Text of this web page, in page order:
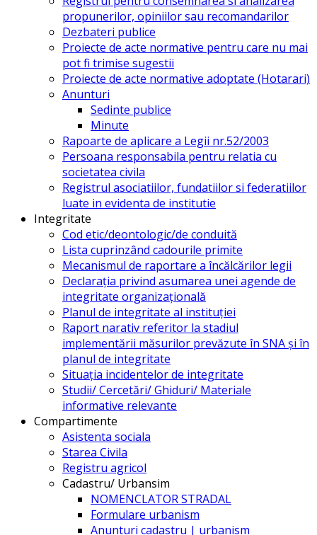
propunerilor, opiniilor sau recomandarilor
Dezbateri publice
Proiecte de acte normative pentru care nu mai
pot fi trimise sugestii
Proiecte de acte normative adoptate (Hotarari)
Anunturi
Sedinte publice
Minute
Rapoarte de aplicare a Legii nr.52/2003
Persoana responsabila pentru relatia cu
societatea civila
Registrul asociatiilor, fundatiilor si federatiilor
luate in evidenta de institutie
Integritate
Cod etic/deontologic/de conduită
Lista cuprinzând cadourile primite
Mecanismul de raportare a încălcărilor legii
Declarația privind asumarea unei agende de
integritate organizațională
Planul de integritate al instituției
Raport narativ referitor la stadiul
implementării măsurilor prevăzute în SNA și în
planul de integritate
Situația incidentelor de integritate
Studii/ Cercetări/ Ghiduri/ Materiale
informative relevante
Compartimente
Asistenta sociala
Starea Civila
Registru agricol
Cadastru/ Urbansim
NOMENCLATOR STRADAL
Formulare urbanism
Anunturi cadastru | urbanism